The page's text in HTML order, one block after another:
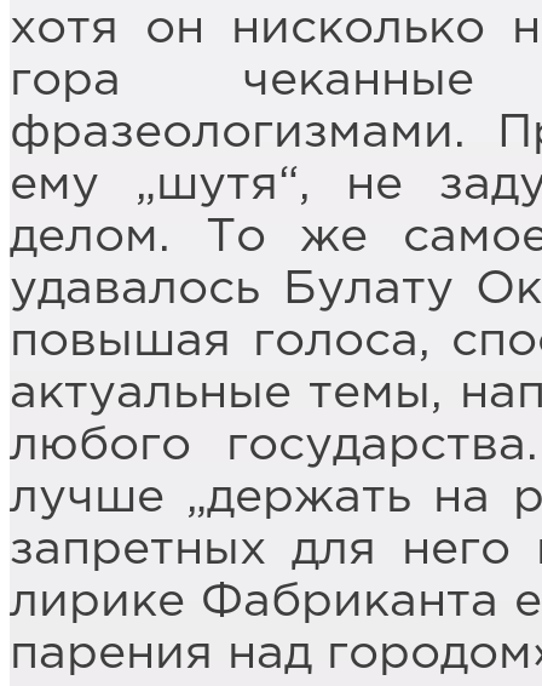
хотя он нисколько
гора чеканные
фразеологизмами.
ему „шутя“, не
делом. То же
удавалось Булату
повышая голоса,
актуальные темы,
любого
лучше „держать на
запретных для
лирике Фабриканта
парения над